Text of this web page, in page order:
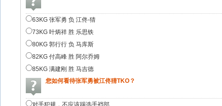
63KG 张军勇 负 江佟-猜
73KG 叶炳祥 胜 乐思铁
80KG 郭行行 负 马库斯
82KG 付高峰 胜 阿尔乔姆
85KG 满建刚 胜 马吉德
您如何看待张军勇被江佟猜TKO？
对手犯规，不应该踢选手裆部